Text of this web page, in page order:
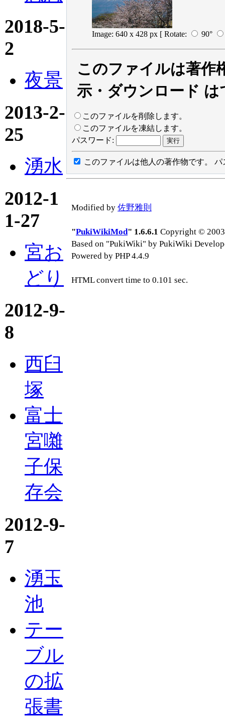
2018-5-
2
夜景
2013-2-
25
湧水
2012-1
1-27
宮お
どり
2012-9-
8
西臼
塚
富士
宮囃
子保
存会
2012-9-
7
湧玉
池
テー
ブル
の拡
張書
Image: 640 x 428 px [ Rotate: 90°
このファイルは著作
示・ダウンロード は
このファイルを削除します。
このファイルを凍結します。
パスワード:
このファイルは他人の著作物です。 パ
Modified by 佐野雅則
"PukiWikiMod" 1.6.6.1 Copyright ©
Based on "PukiWiki" by PukiWiki
Powered by PHP 4.4.9
HTML convert time to 0.101 sec.